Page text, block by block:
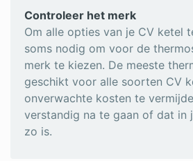
Controleer het merk
Om alle opties van je CV ketel
soms nodig om voor de
merk te kiezen. De meeste
geschikt voor alle soorten CV
onverwachte kosten te
verstandig na te gaan of dat in
zo is.